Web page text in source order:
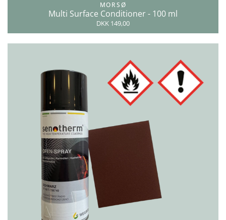
MORSØ
Multi Surface Conditioner - 100 ml
DKK 149,00